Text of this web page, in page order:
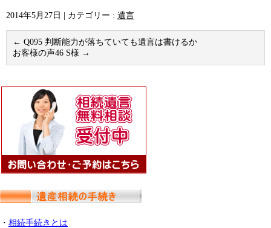
2014年5月27日 カテゴリー : 遺言
← Q095 判断能力が落ちていても遺言は書けるか
お客様の声46 S様 →
・ 相続手続きとは